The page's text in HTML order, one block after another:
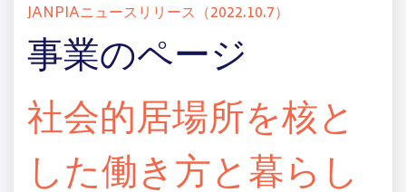
JANPIAニュースリリース（2022.10.7）
事業のページ
社会的居場所を核と
した働き方と暮らし